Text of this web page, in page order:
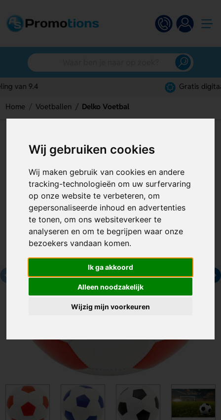
Wij gebruiken cookies
Wij maken gebruik van cookies en andere
tracking-technologieën om uw surfervaring
op onze website te verbeteren, om
gepersonaliseerde inhoud en advertenties
te tonen, om ons websiteverkeer te
analyseren en om te begrijpen waar onze
bezoekers vandaan komen.
Ik ga akkoord
Alleen noodzakelijk
Wijzig mijn voorkeuren
Home Voetballen Delko Voetbal
Delko Voetbal
Artikelnummer: